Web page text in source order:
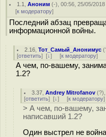
1.1 ,Аноним (-), 00:56, 25/05/2018
[к модератору]
Последний абзац
информационной войны.
2.16 ,Тот_Самый_Анонимус (
[ответить] [↓] [к модератору]
А чем, по-вашему,
1.2?
3.37 ,Andrey Mitrofanov (?
[ответить] [↓] [к модератору]
> А чем, по-вашему,
написавший 1.2?
Один выстрел не